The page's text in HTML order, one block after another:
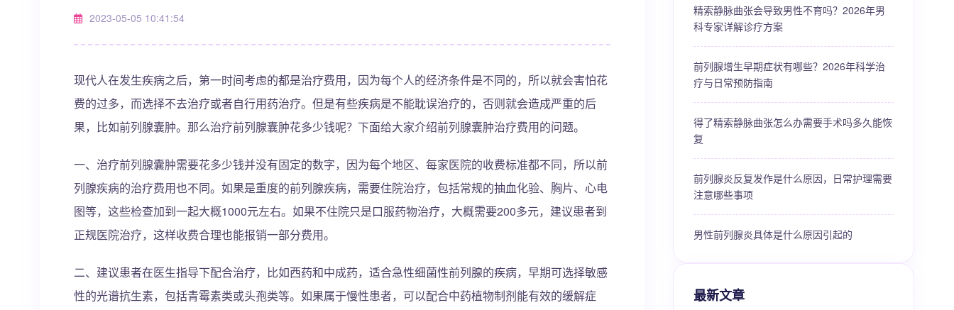
2023-05-05 10:41:54
现代人在发生疾病之后，第一时间考虑的都是治疗费用，因为每个人的经济条件是不同的，所以就会害怕花
费的过多，而选择不去治疗或者自行用药治疗。但是有些疾病是不能耽误治疗的，否则就会造成严重的后
果，比如前列腺囊肿。那么治疗前列腺囊肿花多少钱呢？下面给大家介绍前列腺囊肿治疗费用的问题。
一、治疗前列腺囊肿需要花多少钱并没有固定的数字，因为每个地区、每家医院的收费标准都不同，所以前
列腺疾病的治疗费用也不同。如果是重度的前列腺疾病，需要住院治疗，包括常规的抽血化验、胸片、心电
图等，这些检查加到一起大概1000元左右。如果不住院只是口服药物治疗，大概需要200多元，建议患者到
正规医院治疗，这样收费合理也能报销一部分费用。
二、建议患者在医生指导下配合治疗，比如西药和中成药，适合急性细菌性前列腺的疾病，早期可选择敏感
性的光谱抗生素，包括青霉素类或头孢类等。如果属于慢性患者，可以配合中药植物制剂能有效的缓解症
精索静脉曲张会导致男性不育吗？2026年男
科专家详解诊疗方案
前列腺增生早期症状有哪些？2026年科学治
疗与日常预防指南
得了精索静脉曲张怎么办需要手术吗多久能恢
复
前列腺炎反复发作是什么原因，日常护理需要
注意哪些事项
男性前列腺炎具体是什么原因引起的
最新文章